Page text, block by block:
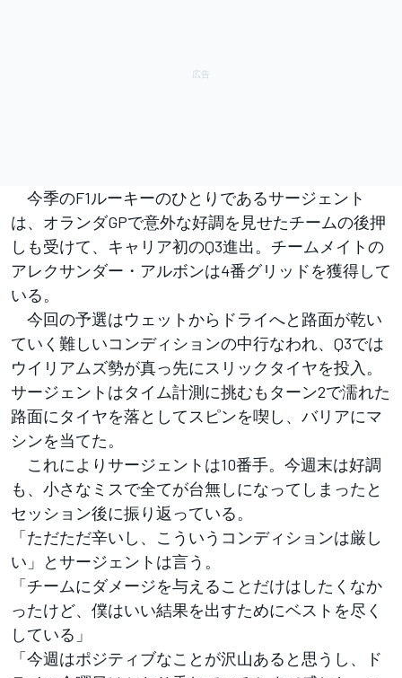
今季のF1ルーキーのひとりであるサージェント
は、オランダGPで意外な好調を見せたチームの後押
しも受けて、キャリア初のQ3進出。チームメイトの
アレクサンダー・アルボンは4番グリッドを獲得して
いる。
今回の予選はウェットからドライへと路面が乾い
ていく難しいコンディションの中行なわれ、Q3では
ウイリアムズ勢が真っ先にスリックタイヤを投入。
サージェントはタイム計測に挑むもターン2で濡れた
路面にタイヤを落としてスピンを喫し、バリアにマ
シンを当てた。
これによりサージェントは10番手。今週末は好調
も、小さなミスで全てが台無しになってしまったと
セッション後に振り返っている。
「ただただ辛いし、こういうコンディションは厳し
い」とサージェントは言う。
「チームにダメージを与えることだけはしたくなか
ったけど、僕はいい結果を出すためにベストを尽く
している」
「今週はポジティブなことが沢山あると思うし、ド